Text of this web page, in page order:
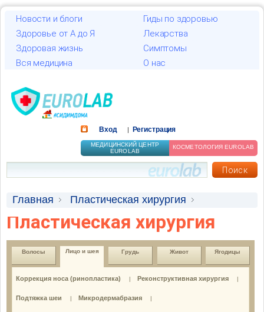
Новости и блоги
Гиды по здоровью
Здоровье от А до Я
Лекарства
Здоровая жизнь
Симптомы
Вся медицина
О нас
Вход Регистрация
МЕДИЦИНСКИЙ ЦЕНТР
EUROLAB
КОСМЕТОЛОГИЯ EUROLAB
Главная
Пластическая хирургия
Лицо и шея
Липосакция (под подбородком)
Пластическая хирургия
Волосы Лицо и шея Грудь Живот Ягодицы
Коррекция носа (ринопластика) Реконструктивная хирургия
Подтяжка шеи Микродермабразия